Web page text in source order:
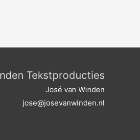
Tekstproducties
José van Winden
jose@josevanwinden.nl